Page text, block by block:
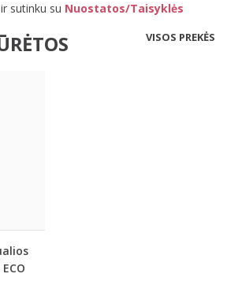
sutinku su Nuostatos/Taisyklės
VISOS PREKĖS